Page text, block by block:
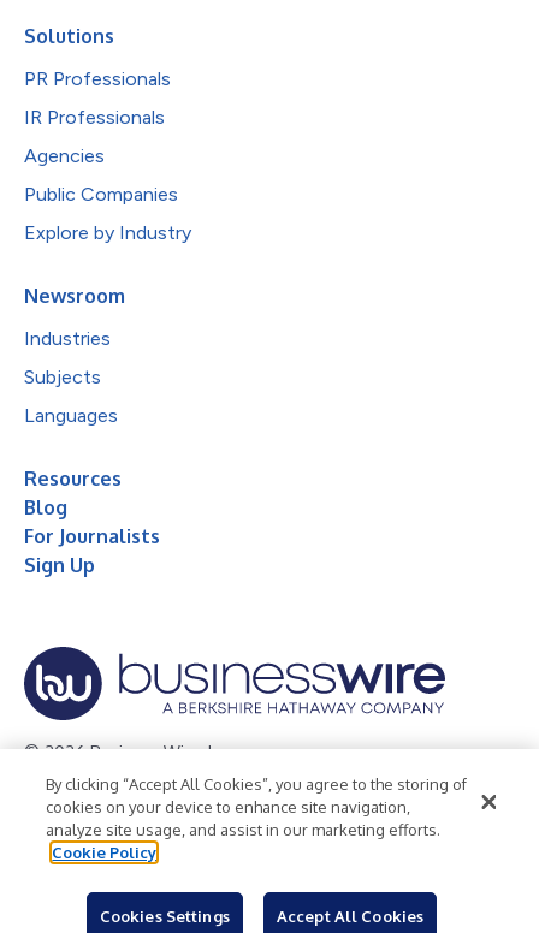
Solutions
PR Professionals
IR Professionals
Agencies
Public Companies
Explore by Industry
Newsroom
Industries
Subjects
Languages
Resources
Blog
For Journalists
Sign Up
© 2026 Business Wire, Inc.
Privacy Policy Cookie Policy
Accessibility Statement
Terms of Use
Legal
By clicking “Accept All Cookies”, you agree to the storing of
cookies on your device to enhance site navigation,
analyze site usage, and assist in our marketing efforts.
Cookie Policy
Cookies Settings Accept All Cookies